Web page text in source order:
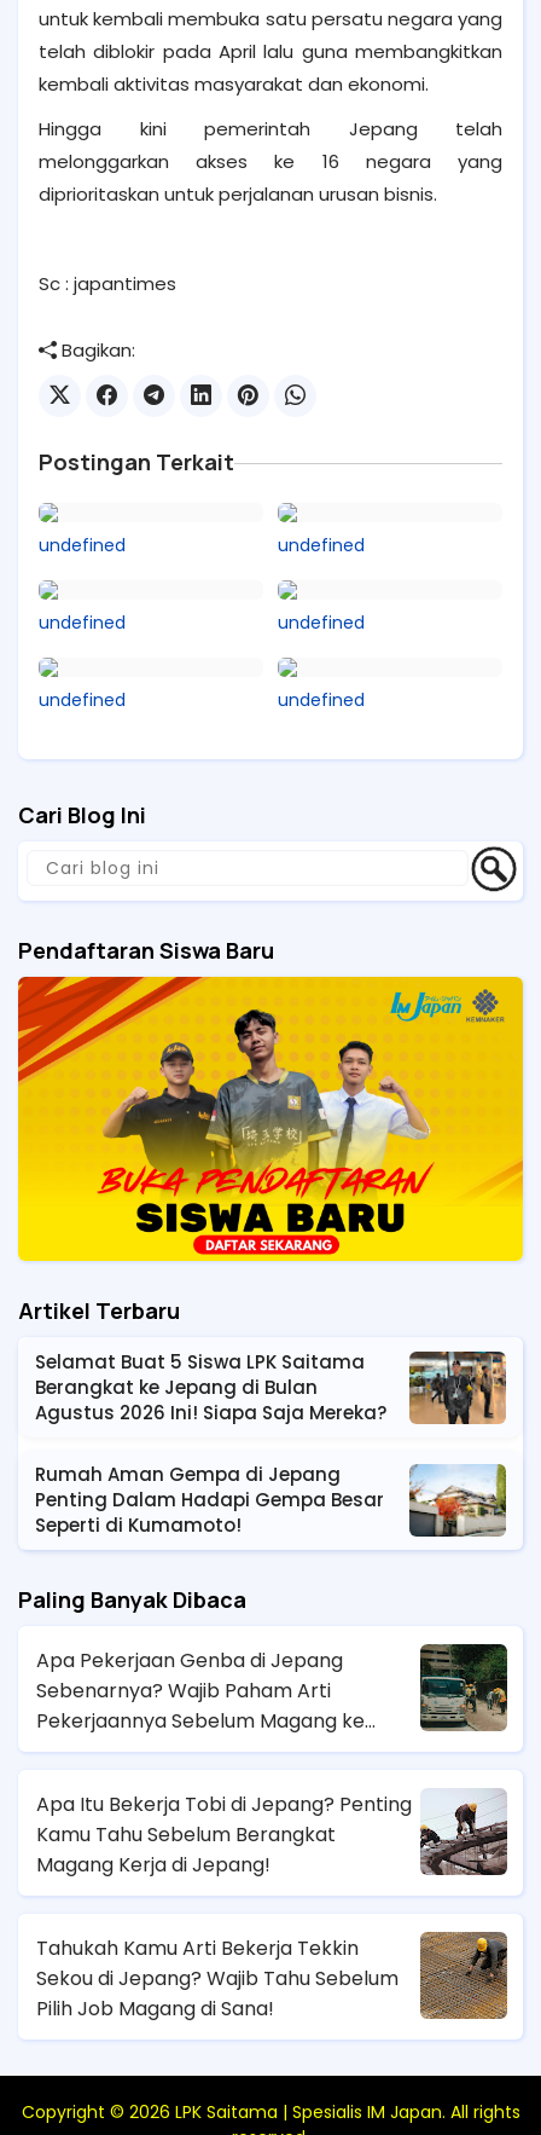
untuk kembali membuka satu persatu negara yang
telah diblokir pada April lalu guna membangkitkan
kembali aktivitas masyarakat dan ekonomi.
Hingga kini pemerintah Jepang telah
melonggarkan akses ke 16 negara yang
diprioritaskan untuk perjalanan urusan bisnis. ⁣
Sc : japantimes⁣
Bagikan:
Postingan Terkait
undefined undefined
undefined undefined
undefined undefined
Cari Blog Ini
Pendaftaran Siswa Baru
Artikel Terbaru
Selamat Buat 5 Siswa LPK Saitama
Berangkat ke Jepang di Bulan
Agustus 2026 Ini! Siapa Saja Mereka?
Rumah Aman Gempa di Jepang
Penting Dalam Hadapi Gempa Besar
Seperti di Kumamoto!
Paling Banyak Dibaca
Apa Pekerjaan Genba di Jepang
Sebenarnya? Wajib Paham Arti
Pekerjaannya Sebelum Magang ke
Sana!
Apa Itu Bekerja Tobi di Jepang? Penting
Kamu Tahu Sebelum Berangkat
Magang Kerja di Jepang!
Tahukah Kamu Arti Bekerja Tekkin
Sekou di Jepang? Wajib Tahu Sebelum
Pilih Job Magang di Sana!
Copyright © 2026 LPK Saitama | Spesialis IM Japan. All rights